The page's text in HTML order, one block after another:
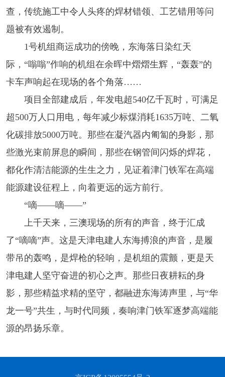
查，传统施工中令人头疼的焊材错领、工艺错用等问
题被有效遏制。
1号机组商运成功的傍晚，东海落日染红天
际，“嗡嗡”作响的机组在余晖中熠熠生辉，“轰轰”的
卡车声响起在现场的各个角落……
项目全部建成后，年发电超540亿千瓦时，可满足
超500万人口用电，每年减少标煤消耗1635万吨、二氧
化碳排放5000万吨。那些在凝汽器内匍匐的身影，那
些激光束前屏息的瞬间，那些在钢管间闪烁的焊花，
都化作清洁能源的生生之力，见证着津门铁军在高端
能源建设征程上，向着更远的远方前行。
“嘀——嘀——”
上千天来，三澳现场的所有的声音，终于汇成
了“嘀嘀”声。这是天津电建人东海搏浪的声音，是履
带吊的轰鸣，是焊枪的轻响，是机组的震颤，更是天
津电建人坚守奋进的初心之声。那些日夜耕耘的身
影，那些精益求精的坚守，都融进东海涛声里，与“华
龙一号”共生，与时代同频，奏响津门铁军逐梦高端能
源的昂扬乐章。